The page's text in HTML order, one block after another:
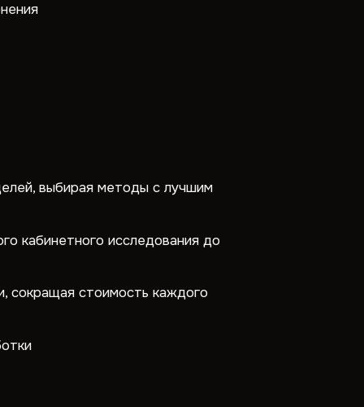
выбирая методы с лучшим
кабинетного исследования до
сокращая стоимость каждого